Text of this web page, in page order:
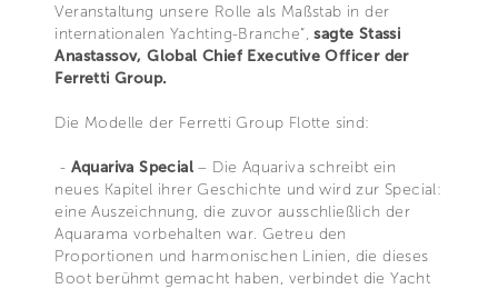
Veranstaltung unsere Rolle als Maßstab in der
internationalen Yachting-Branche“,sagte Stassi
Anastassov, Global Chief Executive Officer der
Ferretti Group.
Die Modelle der Ferretti Group Flotte sind:
- Aquariva Special– Die Aquariva schreibt ein
neues Kapitel ihrer Geschichte und wird zur Special:
eine Auszeichnung, die zuvor ausschließlich der
Aquarama vorbehalten war. Getreu den
Proportionen und harmonischen Linien, die dieses
Boot berühmt gemacht haben, verbindet die Yacht